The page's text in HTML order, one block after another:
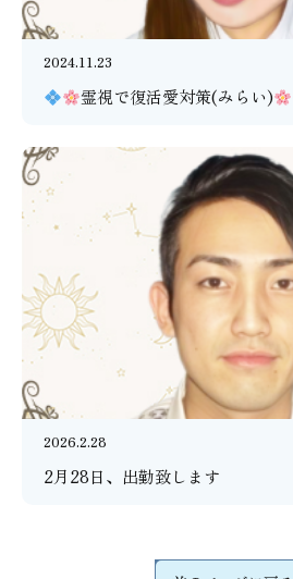
2024.11.23
霊視で復活愛対策(みらい)
2026.2.28
2月28日、出勤致します